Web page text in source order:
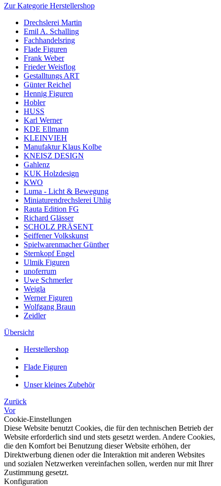
Zur Kategorie Herstellershop
Drechslerei Martin
Emil A. Schalling
Fachhandelsring
Flade Figuren
Frank Weber
Frieder Weisflog
Gestalltungs ART
Günter Reichel
Hennig Figuren
Hobler
HUSS
Karl Werner
KDE Ellmann
KLEINVIEH
Manufaktur Klaus Kolbe
KNEISZ DESIGN
Gahlenz
KUK Holzdesign
KWO
Luma - Licht & Bewegung
Miniaturendrechslerei Uhlig
Rauta Edition FG
Richard Glässer
SCHOLZ PRÄSENT
Seiffener Volkskunst
Spielwarenmacher Günther
Sternkopf Engel
Ulmik Figuren
unoferrum
Uwe Schmerler
Weigla
Werner Figuren
Wolfgang Braun
Zeidler
Übersicht
Herstellershop
Flade Figuren
Unser kleines Zubehör
Zurück
Vor
Cookie-Einstellungen
Diese Website benutzt Cookies, die für den technischen Betrieb der
Website erforderlich sind und stets gesetzt werden. Andere Cookies,
die den Komfort bei Benutzung dieser Website erhöhen, der
Direktwerbung dienen oder die Interaktion mit anderen Websites
und sozialen Netzwerken vereinfachen sollen, werden nur mit Ihrer
Zustimmung gesetzt.
Konfiguration